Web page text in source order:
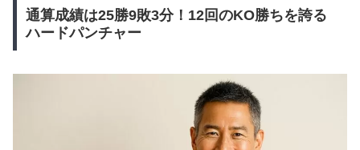
通算成績は25勝9敗3分！12回のKO勝ちを誇る
ハードパンチャー